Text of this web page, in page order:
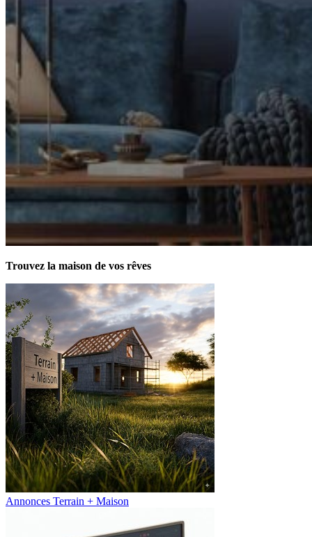
Trouvez la maison de vos rêves
Annonces Terrain + Maison